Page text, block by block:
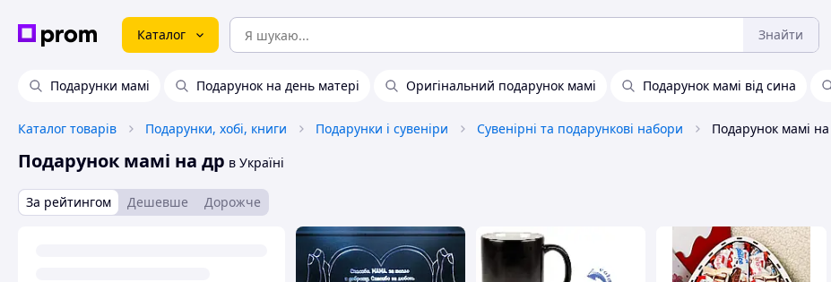
Каталог Знайти
Подарунки мамі Подарунок на день матері Оригінальний подарунок мамі Подарунок мамі від сина
Каталог товарів Подарунки, хобі, книги Подарунки і сувеніри Сувенірні та подарункові набори Подарунок мамі
Подарунок мамі на др в Україні
За рейтингом Дешевше Дорожче